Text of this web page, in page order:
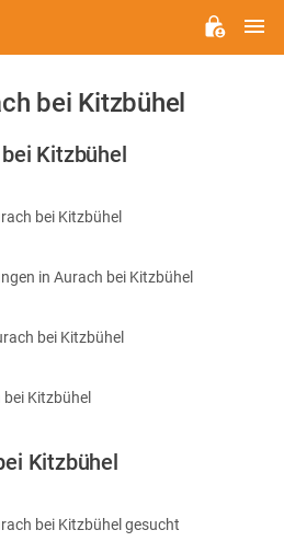
bei Kitzbühel
Kitzbühel
bei Kitzbühel
in Aurach bei Kitzbühel
bei Kitzbühel
Kitzbühel
Kitzbühel
bei Kitzbühel gesucht